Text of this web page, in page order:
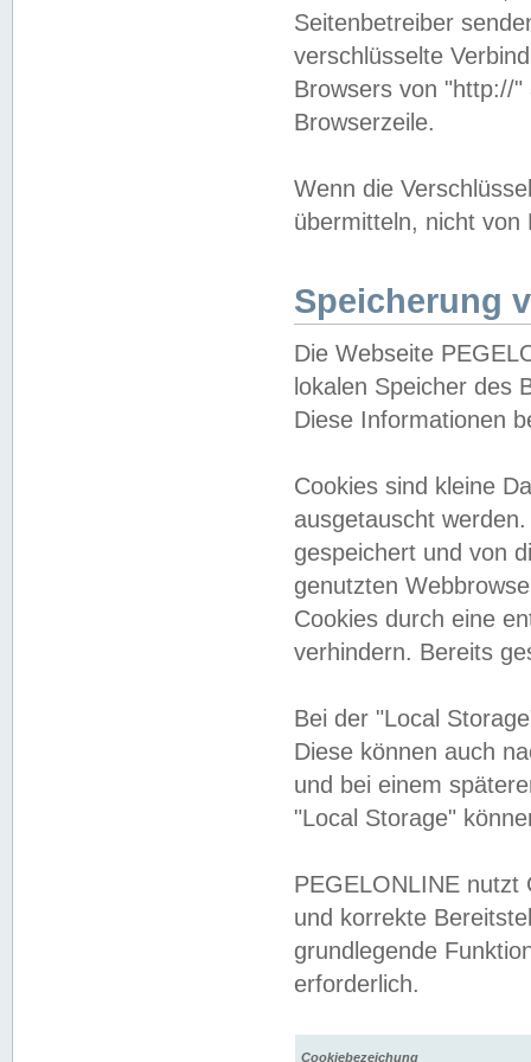
Seitenbetreiber
verschlüsselte
Browsers von "http://
Browserzeile.
Wenn die
übermitteln, nicht von
Speicherung
Die Webseite
lokalen Speicher des
Diese Informationen
Cookies sind kleine
ausgetauscht
gespeichert und von
genutzten
Cookies durch eine
verhindern. Bereits
Bei der "Local
Diese können auch
und bei einem
"Local Storage"
PEGELONLINE nutzt
und korrekte
grundlegende
erforderlich.
Cookiebezeichung